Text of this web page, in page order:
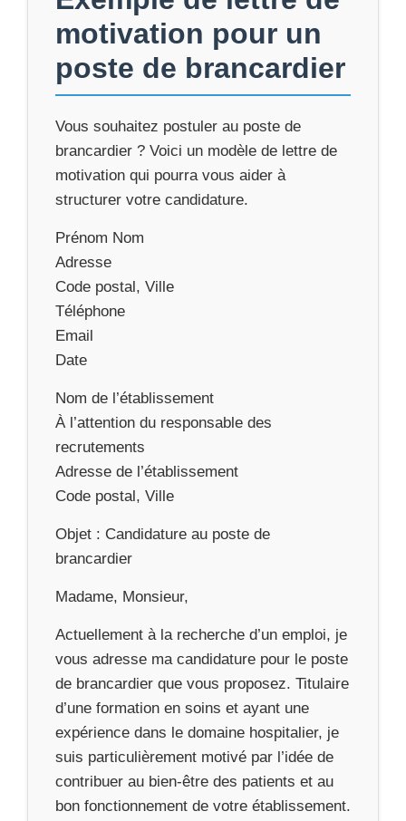
motivation pour un
poste de brancardier
Vous souhaitez postuler au poste de
brancardier ? Voici un modèle de lettre de
motivation qui pourra vous aider à
structurer votre candidature.
Prénom Nom
Adresse
Code postal, Ville
Téléphone
Email
Date
Nom de l’établissement
À l’attention du responsable des
recrutements
Adresse de l’établissement
Code postal, Ville
Objet : Candidature au poste de
brancardier
Madame, Monsieur,
Actuellement à la recherche d’un emploi, je
vous adresse ma candidature pour le poste
de brancardier que vous proposez. Titulaire
d’une formation en soins et ayant une
expérience dans le domaine hospitalier, je
suis particulièrement motivé par l’idée de
contribuer au bien-être des patients et au
bon fonctionnement de votre établissement.